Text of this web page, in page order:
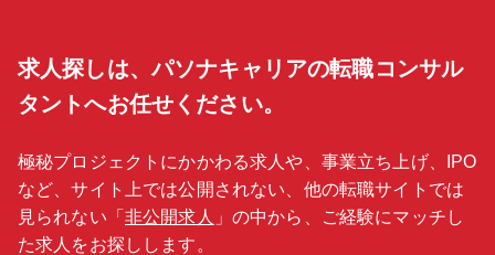
求人探しは、パソナキャリアの転職コンサル
タントへお任せください。
極秘プロジェクトにかかわる求人や、事業立ち上げ、IPO
など、サイト上では公開されない、他の転職サイトでは
見られない「 非公開求人 」の中から、ご経験にマッチし
た求人をお探しします。